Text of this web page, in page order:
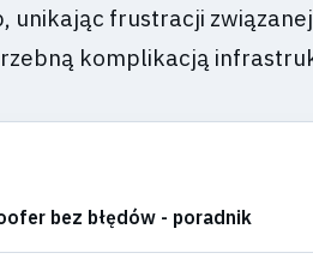
unikając frustracji
komplikacją
bez błędów - poradnik